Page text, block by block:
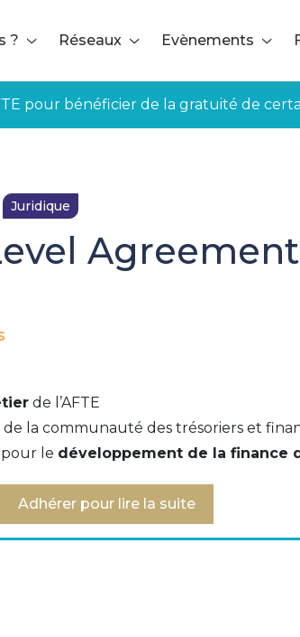
? Réseaux Evènements
pour bénéficier de la gratuité de
Juridique
Agreement
commodities derivatives)
for intragroup delegation
de l’AFTE
de la communauté des trésoriers et
le développement de la finance
Adhérer pour lire la suite